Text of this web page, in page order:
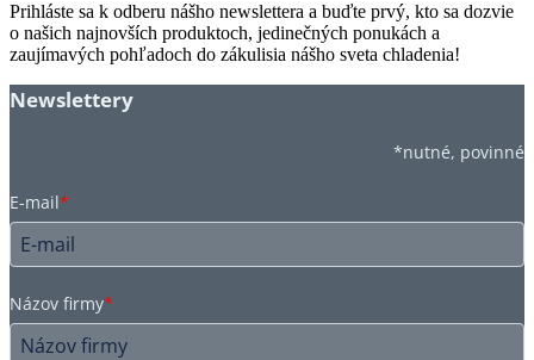
Prihláste sa k odberu nášho newslettera a buďte prvý, kto sa dozvie
o našich najnovších produktoch, jedinečných ponukách a
zaujímavých pohľadoch do zákulisia nášho sveta chladenia!
Newslettery
*nutné, povinné
E-mail*
Názov firmy*